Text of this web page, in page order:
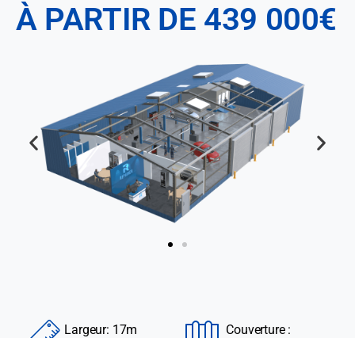
À PARTIR DE 439 000€
Largeur: 17m
Couverture :